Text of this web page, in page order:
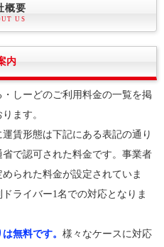
概要
US
内
・しーどのご利用料金の一覧を掲
ます。
賃形態は下記にある表記の通り
省で認可された料金です。事業者
められた料金が設定されていま
ライバー1名での対応となりま
無料です。 様々なケースに対応